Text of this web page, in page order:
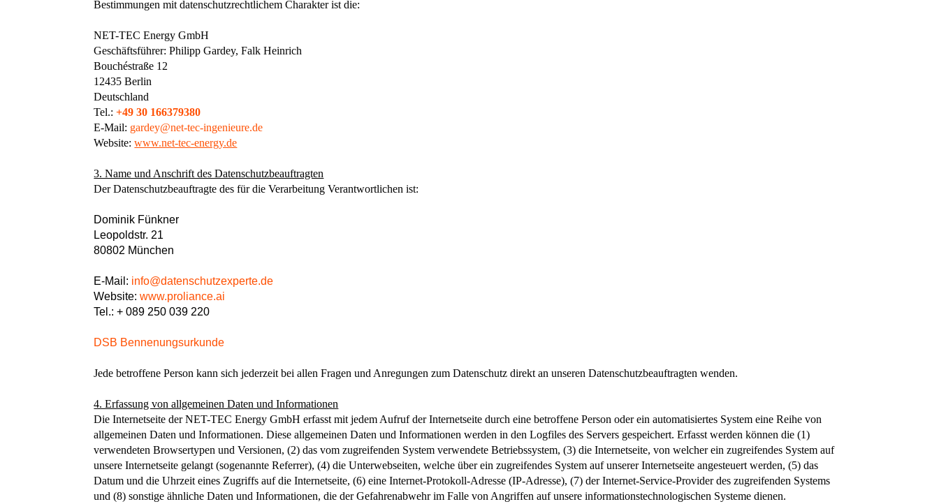
Bestimmungen mit datenschutzrechtlichem Charakter ist die:
NET-TEC Energy GmbH
Geschäftsführer: Philipp Gardey, Falk Heinrich
Bouchéstraße 12
12435 Berlin
Deutschland
Tel.:+49 30 166379380
E-Mail: gardey@net-tec-ingenieure.de
Website:www.net-tec-energy.de
3. Name und Anschrift des Datenschutzbeauftragten
Der Datenschutzbeauftragte des für die Verarbeitung Verantwortlichen ist:
Dominik Fünkner
Leopoldstr. 21
80802 München
E-Mail: info@datenschutzexperte.de
Website:www.proliance.ai
Tel.: + 089 250 039 220
DSB Bennenungsurkunde
Jede betroffene Person kann sich jederzeit bei allen Fragen und Anregungen zum Datenschutz direkt an unseren Datenschutzbeauftragten wenden.
4. Erfassung von allgemeinen Daten und Informationen
Die Internetseite der NET-TEC Energy GmbH erfasst mit jedem Aufruf der Internetseite durch eine betroffene Person oder ein automatisiertes System eine Reihe von
allgemeinen Daten und Informationen. Diese allgemeinen Daten und Informationen werden in den Logfiles des Servers gespeichert. Erfasst werden können die (1)
verwendeten Browsertypen und Versionen, (2) das vom zugreifenden System verwendete Betriebssystem, (3) die Internetseite, von welcher ein zugreifendes System auf
unsere Internetseite gelangt (sogenannte Referrer), (4) die Unterwebseiten, welche über ein zugreifendes System auf unserer Internetseite angesteuert werden, (5) das
Datum und die Uhrzeit eines Zugriffs auf die Internetseite, (6) eine Internet-Protokoll-Adresse (IP-Adresse), (7) der Internet-Service-Provider des zugreifenden Systems
und (8) sonstige ähnliche Daten und Informationen, die der Gefahrenabwehr im Falle von Angriffen auf unsere informationstechnologischen Systeme dienen.